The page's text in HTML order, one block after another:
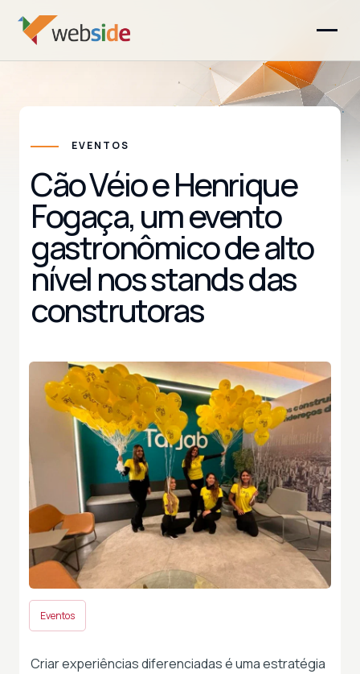
EVENTOS
Cão Véio e Henrique
Fogaça, um evento
gastronômico de alto
nível nos stands das
construtoras
Eventos
Criar experiências diferenciadas é uma estratégia